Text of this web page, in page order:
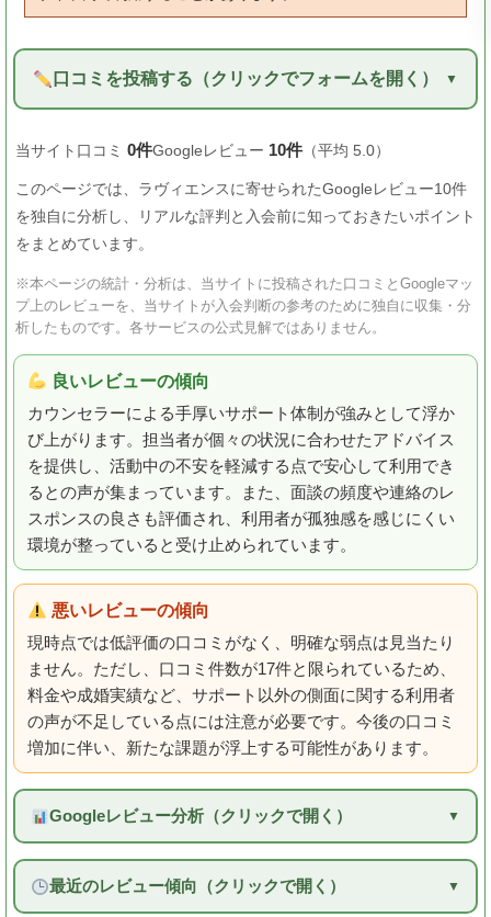
口コミを投稿する（クリックでフォームを開く）
当サイト口コミ 0件Googleレビュー 10件 （平均 5.0）
このページでは、ラヴィエンスに寄せられたGoogleレビュー10件
を独自に分析し、リアルな評判と入会前に知っておきたいポイント
をまとめています。
※本ページの統計・分析は、当サイトに投稿された口コミとGoogleマッ
プ上のレビューを、当サイトが入会判断の参考のために独自に収集・分
析したものです。各サービスの公式見解ではありません。
良いレビューの傾向
カウンセラーによる手厚いサポート体制が強みとして浮か
び上がります。担当者が個々の状況に合わせたアドバイス
を提供し、活動中の不安を軽減する点で安心して利用でき
るとの声が集まっています。また、面談の頻度や連絡のレ
スポンスの良さも評価され、利用者が孤独感を感じにくい
環境が整っていると受け止められています。
悪いレビューの傾向
現時点では低評価の口コミがなく、明確な弱点は見当たり
ません。ただし、口コミ件数が17件と限られているため、
料金や成婚実績など、サポート以外の側面に関する利用者
の声が不足している点には注意が必要です。今後の口コミ
増加に伴い、新たな課題が浮上する可能性があります。
Googleレビュー分析（クリックで開く）
最近のレビュー傾向（クリックで開く）